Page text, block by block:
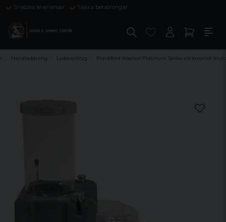
Snabba leveranser Säkra betalningar
Handladdning Laddverktyg Frankford Arsenal Platinum Series elektronisk